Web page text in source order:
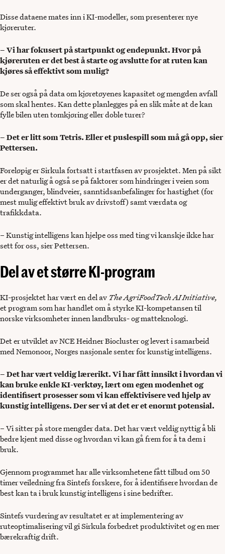
Disse dataene mates inn i KI-modeller, som presenterer nye
kjøreruter.
– Vi har fokusert på startpunkt og endepunkt. Hvor på
kjøreruten er det best å starte og avslutte for at ruten kan
kjøres så effektivt som mulig?
De ser også på data om kjøretøyenes kapasitet og mengden avfall
som skal hentes. Kan dette planlegges på en slik måte at de kan
fylle bilen uten tomkjøring eller doble turer?
– Det er litt som Tetris. Eller et puslespill som må gå opp, sier
Pettersen.
Foreløpig er Sirkula fortsatt i startfasen av prosjektet. Men på sikt
er det naturlig å også se på faktorer som hindringer i veien som
underganger, blindveier, sanntidsanbefalinger for hastighet (for
mest mulig effektivt bruk av drivstoff) samt værdata og
trafikkdata.
– Kunstig intelligens kan hjelpe oss med ting vi kanskje ikke har
sett for oss, sier Pettersen.
Del av et større KI-program
KI-prosjektet har vært en del avThe AgriFoodTech AI Initiative,
et program som har handlet om å styrke KI-kompetansen til
norske virksomheter innen landbruks- og matteknologi.
Det er utviklet av NCE Heidner Biocluster og levert i samarbeid
med Nemonoor, Norges nasjonale senter for kunstig intelligens.
– Det har vært veldig lærerikt. Vi har fått innsikt i hvordan vi
kan bruke enkle KI-verktøy, lært om egen modenhet og
identifisert prosesser som vi kan effektivisere ved hjelp av
kunstig intelligens. Der ser vi at det er et enormt potensial.
– Vi sitter på store mengder data. Det har vært veldig nyttig å bli
bedre kjent med disse og hvordan vi kan gå frem for å ta dem i
bruk.
Gjennom programmet har alle virksomhetene fått tilbud om 50
timer veiledning fra Sintefs forskere, for å identifisere hvordan de
best kan ta i bruk kunstig intelligens i sine bedrifter.
Sintefs vurdering av resultatet er at implementering av
ruteoptimalisering vil gi Sirkula forbedret produktivitet og en mer
bærekraftig drift.